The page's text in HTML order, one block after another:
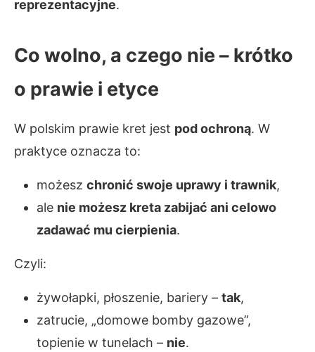
reprezentacyjne.
Co wolno, a czego nie – krótko
o prawie i etyce
W polskim prawie kret jest pod ochroną. W
praktyce oznacza to:
możesz chronić swoje uprawy i trawnik,
ale nie możesz kreta zabijać ani celowo
zadawać mu cierpienia.
Czyli:
żywołapki, płoszenie, bariery – tak,
zatrucie, „domowe bomby gazowe”,
topienie w tunelach – nie.